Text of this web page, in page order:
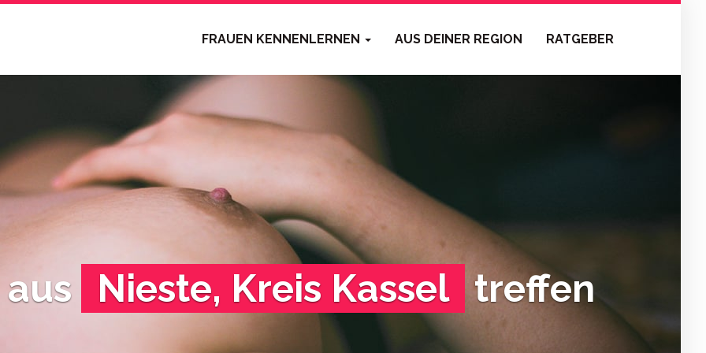
FRAUEN KENNENLERNEN AUS DEINER REGION RATGEBER
Nieste, Kreis Kassel treffen